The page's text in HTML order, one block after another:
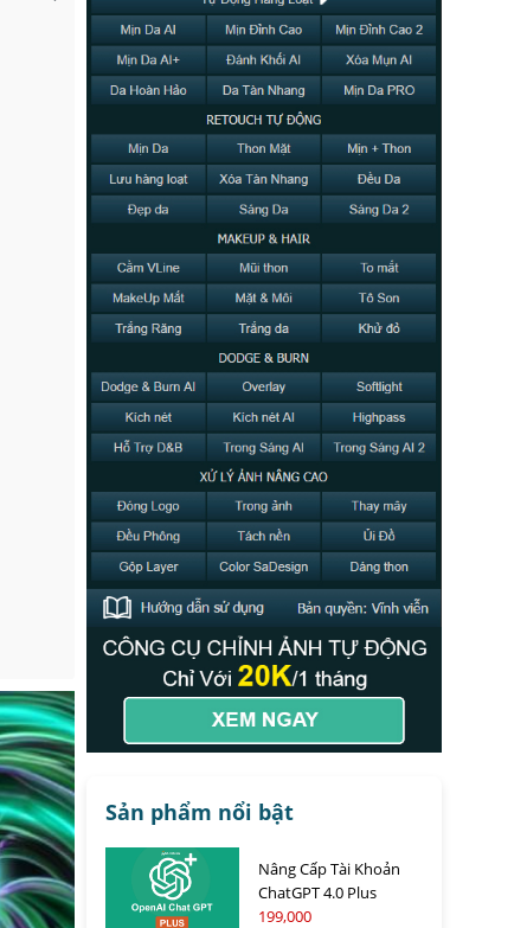
Sản phẩm nổi bật
Nâng Cấp Tài Khoản
ChatGPT 4.0 Plus
199,000